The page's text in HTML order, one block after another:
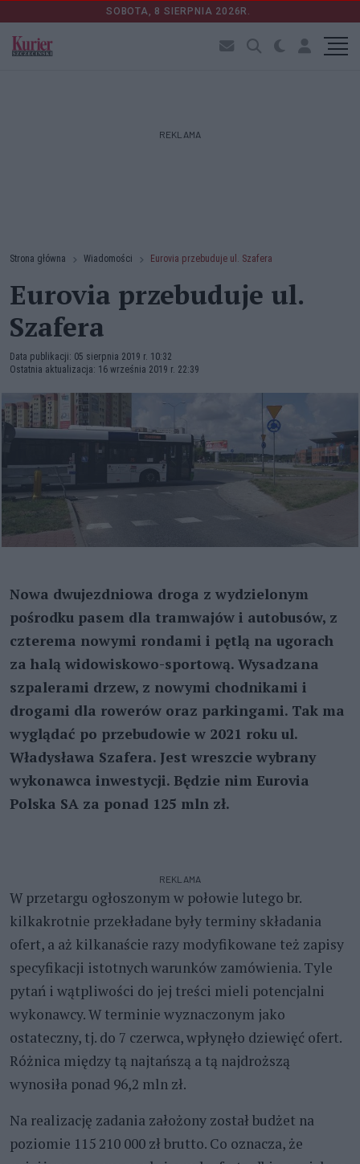
SOBOTA, 8 SIERPNIA 2026R.
REKLAMA
Strona główna Wiadomości Eurovia przebuduje ul. Szafera
Eurovia przebuduje ul.
Szafera
Data publikacji: 05 sierpnia 2019 r. 10:32
Ostatnia aktualizacja: 16 września 2019 r. 22:39
Nowa dwujezdniowa droga z wydzielonym
pośrodku pasem dla tramwajów i autobusów, z
czterema nowymi rondami i pętlą na ugorach
za halą widowiskowo-sportową. Wysadzana
szpalerami drzew, z nowymi chodnikami i
drogami dla rowerów oraz parkingami. Tak ma
wyglądać po przebudowie w 2021 roku ul.
Władysława Szafera. Jest wreszcie wybrany
wykonawca inwestycji. Będzie nim Eurovia
Polska SA za ponad 125 mln zł.
REKLAMA
W przetargu ogłoszonym w połowie lutego br.
kilkakrotnie przekładane były terminy składania
ofert, a aż kilkanaście razy modyfikowane też zapisy
specyfikacji istotnych warunków zamówienia. Tyle
pytań i wątpliwości do jej treści mieli potencjalni
wykonawcy. W terminie wyznaczonym jako
ostateczny, tj. do 7 czerwca, wpłynęło dziewięć ofert.
Różnica między tą najtańszą a tą najdroższą
wynosiła ponad 96,2 mln zł.
Na realizację zadania założony został budżet na
poziomie 115 210 000 zł brutto. Co oznacza, że